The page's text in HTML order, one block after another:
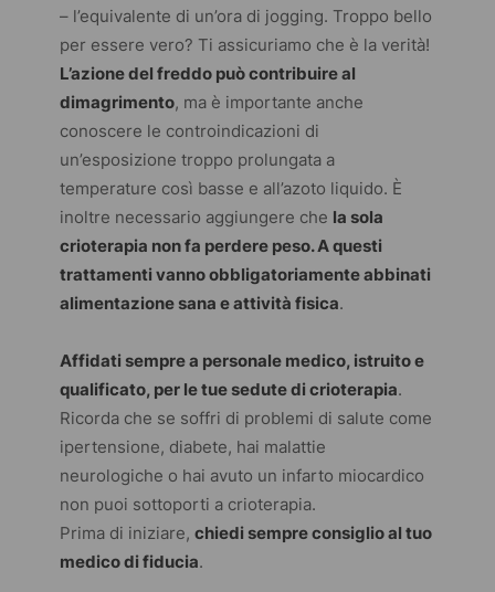
– l’equivalente di un’ora di jogging. Troppo bello
per essere vero? Ti assicuriamo che è la verità!
L’azione del freddo può contribuire al
dimagrimento, ma è importante anche
conoscere le controindicazioni di
un’esposizione troppo prolungata a
temperature così basse e all’azoto liquido. È
inoltre necessario aggiungere che la sola
crioterapia non fa perdere peso. A questi
trattamenti vanno obbligatoriamente abbinati
alimentazione sana e attività fisica.
Affidati sempre a personale medico, istruito e
qualificato, per le tue sedute di crioterapia.
Ricorda che se soffri di problemi di salute come
ipertensione, diabete, hai malattie
neurologiche o hai avuto un infarto miocardico
non puoi sottoporti a crioterapia.
Prima di iniziare,chiedi sempre consiglio al tuo
medico di fiducia.